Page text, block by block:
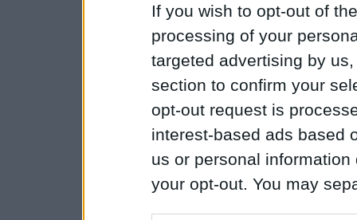
If you wish to opt-out of
processing of your
targeted advertising by
section to confirm your
opt-out request is
interest-based ads based
us or personal
your opt-out. You may